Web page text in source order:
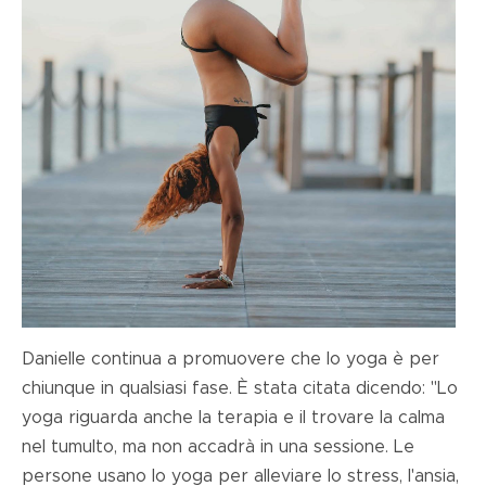
Danielle continua a promuovere che lo yoga è per
chiunque in qualsiasi fase. È stata citata dicendo: "Lo
yoga riguarda anche la terapia e il trovare la calma
nel tumulto, ma non accadrà in una sessione. Le
persone usano lo yoga per alleviare lo stress, l'ansia,